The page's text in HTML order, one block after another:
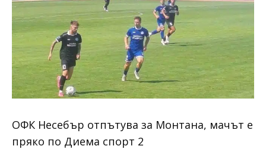
ОФК Несебър отпътува за Монтана, мачът е
пряко по Диема спорт 2